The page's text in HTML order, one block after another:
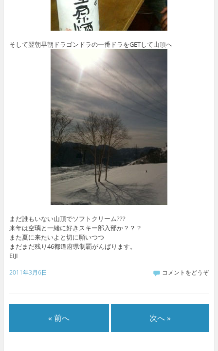
そして翌朝早朝ドラゴンドラの一番ドラをGETして山頂へ
まだ誰もいない山頂でソフトクリーム???
来年は空璃と一緒に好きスキー部入部か？？？
また夏に来たいよと切に願いつつ
まだまだ残り46都道府県制覇がんばります。
EIJI
2011年3月6日 コメントをどうぞ
« 前へ 次へ »